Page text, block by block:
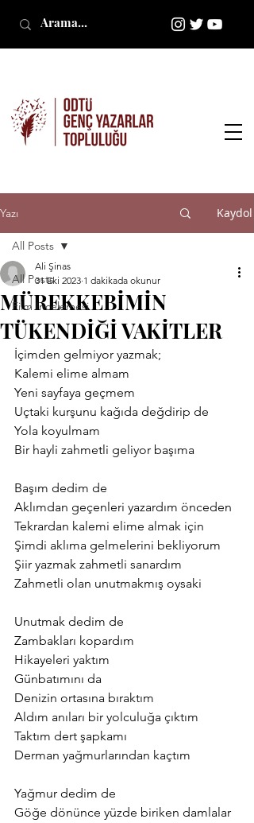
Yazı Kaydol
All Posts
Film İncelemesi
All Posts
MÜREKKEBİMİN
TÜKENDİĞİ VAKİTLER
Ali Şinas
31 Eki 2023 1 dakikada okunur
İçimden gelmiyor yazmak;
Kalemi elime almam
Yeni sayfaya geçmem
Uçtaki kurşunu kağıda değdirip de
Yola koyulmam
Bir hayli zahmetli geliyor başıma
Başım dedim de
Aklımdan geçenleri yazardım önceden
Tekrardan kalemi elime almak için
Şimdi aklıma gelmelerini bekliyorum
Şiir yazmak zahmetli sanardım
Zahmetli olan unutmakmış oysaki
Unutmak dedim de
Zambakları kopardım
Hikayeleri yaktım
Günbatımını da
Denizin ortasına bıraktım
Aldım anıları bir yolculuğa çıktım
Taktım dert şapkamı
Derman yağmurlarından kaçtım
Yağmur dedim de
Göğe dönünce yüzde biriken damlalar